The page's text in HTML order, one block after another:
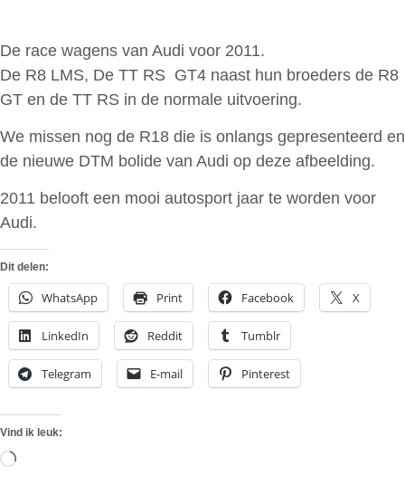
De race wagens van Audi voor 2011.
De R8 LMS, De TT RS GT4 naast hun broeders de R8
GT en de TT RS in de normale uitvoering.
We missen nog de R18 die is onlangs gepresenteerd en
de nieuwe DTM bolide van Audi op deze afbeelding.
2011 belooft een mooi autosport jaar te worden voor
Audi.
Dit delen:
WhatsApp Print Facebook X
LinkedIn Reddit Tumblr
Telegram E-mail Pinterest
Vind ik leuk:
Aan